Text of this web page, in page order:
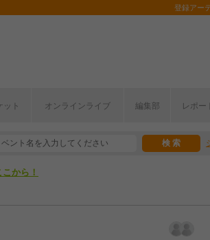
登録アー
ット オンラインライブ 編集部 レポー
半期編発表！
から！